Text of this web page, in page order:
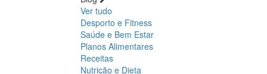
Ver tudo
Desporto e Fitness
Saúde e Bem Estar
Planos Alimentares
Receitas
Nutrição e Dieta